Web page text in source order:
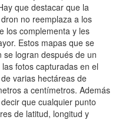
que destacar que la
no reemplaza a los
los complementa y les
Estos mapas que se
logran después de un
fotos capturadas en el
varias hectáreas de
a centímetros. Además
que cualquier punto
de latitud, longitud y